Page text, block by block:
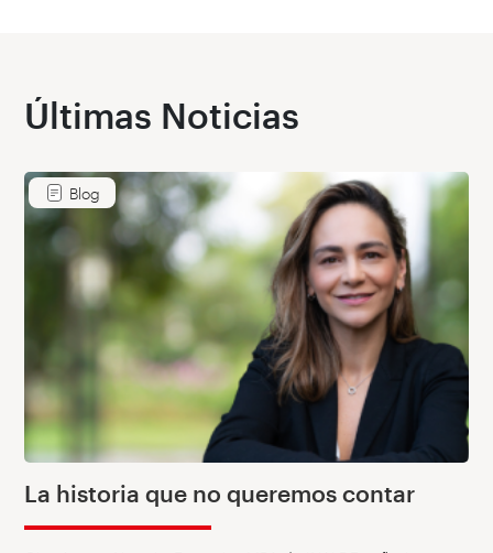
Últimas Noticias
Blog
La historia que no queremos contar